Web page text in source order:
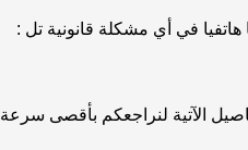
هاتفيا في أي مشكلة قانونية تل :
الآتية لنراجعكم بأقصى سرعة